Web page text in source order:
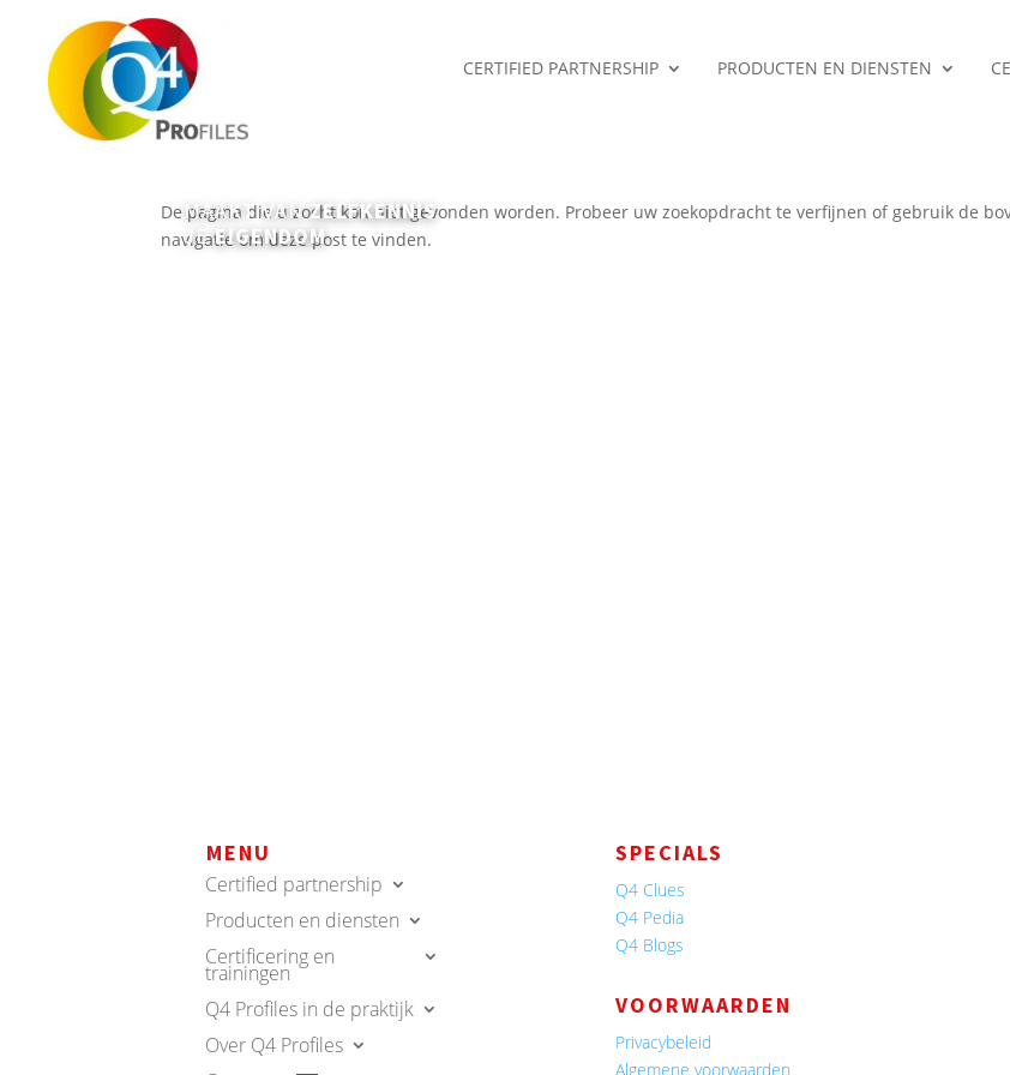
CERTIFIED PARTNERSHIP PRODUCTEN EN DIENSTEN
MAAKT VANZELFKENNIS
JEEIGENDOM
De pagina die u zocht kon niet gevonden worden. Probeer uw zoekopdracht te verfijnen of gebruik de
navigatie om deze post te vinden.
MENU
Certified partnership
Producten en diensten
Certificering en
trainingen
Q4 Profiles in de praktijk
Over Q4 Profiles
SPECIALS
Q4 Clues
Q4 Pedia
Q4 Blogs
VOORWAARDEN
Privacybeleid
Algemene voorwaarden